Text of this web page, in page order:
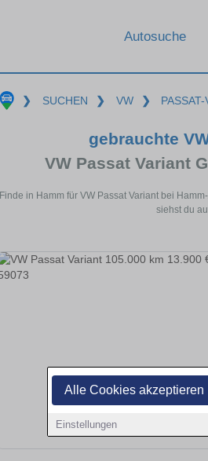
Alle Cookies akzeptieren
Einstellungen
Autosuche
❯ SUCHEN ❯ VW ❯
gebrauchte
VW Passat Variant
Finde in Hamm für VW Passat Variant bei
siehst du